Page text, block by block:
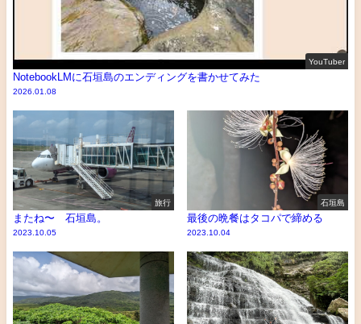
YouTuber
NotebookLMに石垣島のエンディングを書かせてみた
2026.01.08
旅行
またね〜 石垣島。
2023.10.05
石垣島
最後の晩餐はタコパで締める
2023.10.04